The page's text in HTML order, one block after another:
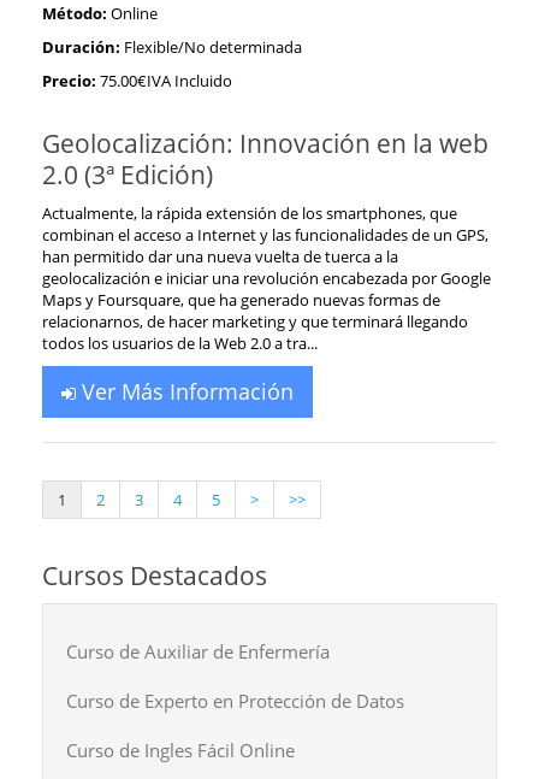
Método: Online
Duración: Flexible/No determinada
Precio: 75.00€IVA Incluido
Geolocalización: Innovación en la web
2.0 (3ª Edición)
Actualmente, la rápida extensión de los smartphones, que
combinan el acceso a Internet y las funcionalidades de un GPS,
han permitido dar una nueva vuelta de tuerca a la
geolocalización e iniciar una revolución encabezada por Google
Maps y Foursquare, que ha generado nuevas formas de
relacionarnos, de hacer marketing y que terminará llegando
todos los usuarios de la Web 2.0 a tra...
Ver Más Información
1 2 3 4 5 > >>
Cursos Destacados
Curso de Auxiliar de Enfermería
Curso de Experto en Protección de Datos
Curso de Ingles Fácil Online